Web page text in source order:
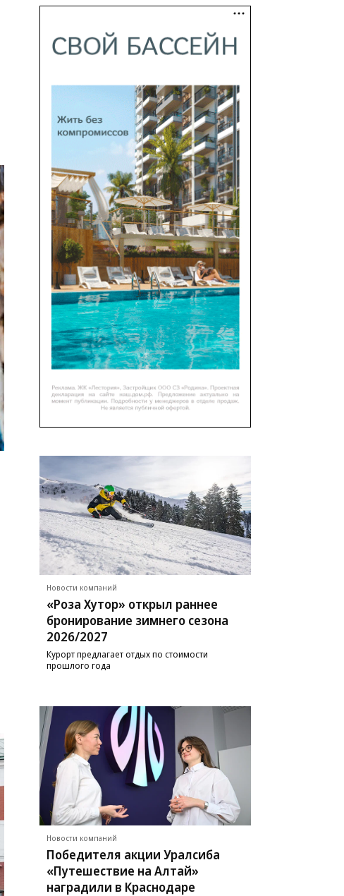
Новости компаний
«Роза Хутор» открыл раннее
бронирование зимнего сезона
2026/2027
Курорт предлагает отдых по стоимости
прошлого года
Новости компаний
Победителя акции Уралсиба
«Путешествие на Алтай»
наградили в Краснодаре